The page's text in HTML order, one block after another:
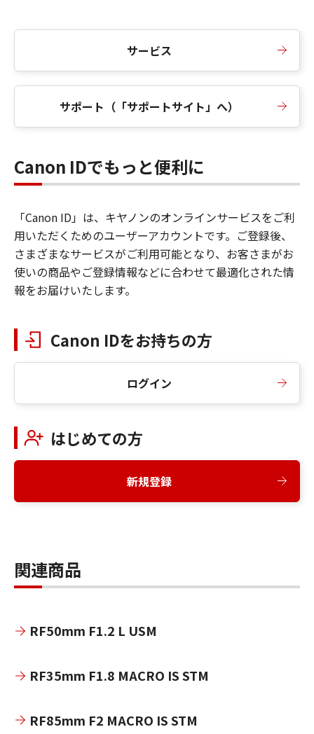
サービス
サポート（「サポートサイト」へ）
Canon IDでもっと便利に
「Canon ID」は、キヤノンのオンラインサービスをご利
用いただくためのユーザーアカウントです。ご登録後、
さまざまなサービスがご利用可能となり、お客さまがお
使いの商品やご登録情報などに合わせて最適化された情
報をお届けいたします。
Canon IDをお持ちの方
ログイン
はじめての方
新規登録
関連商品
RF50mm F1.2 L USM
RF35mm F1.8 MACRO IS STM
RF85mm F2 MACRO IS STM